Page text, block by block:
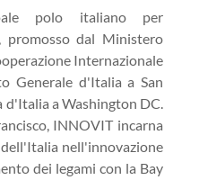
polo italiano per
promosso dal Ministero
Internazionale
Generale d'Italia a San
d'Italia a Washington DC.
INNOVIT incarna
nell'innovazione
dei legami con la Bay